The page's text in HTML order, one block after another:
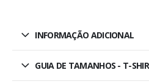
INFORMAÇÃO ADICIONAL
GUIA DE TAMANHOS - T-